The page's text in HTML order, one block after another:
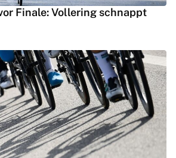
Finale: Vollering schnappt